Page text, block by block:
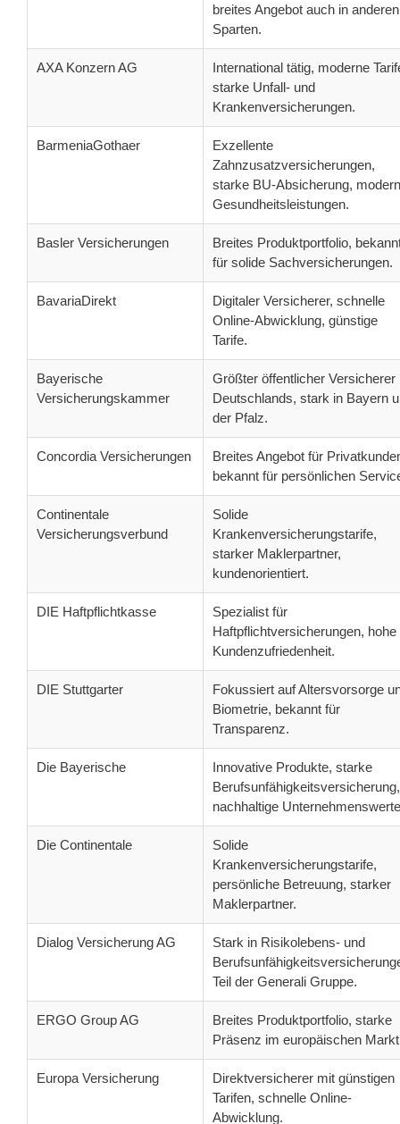
breites Angebot auch in anderen
Sparten.
AXA Konzern AG
International tätig, moderne
starke Unfall- und
Krankenversicherungen.
BarmeniaGothaer
Exzellente
Zahnzusatzversicherungen,
starke BU-Absicherung,
Gesundheitsleistungen.
Basler Versicherungen
Breites Produktportfolio,
für solide Sachversicherungen.
BavariaDirekt
Digitaler Versicherer, schnelle
Online-Abwicklung, günstige
Tarife.
Bayerische
Versicherungskammer
Größter öffentlicher Versicherer
Deutschlands, stark in Bayern
der Pfalz.
Concordia Versicherungen
Breites Angebot für
bekannt für persönlichen
Continentale
Versicherungsverbund
Solide
Krankenversicherungstarife,
starker Maklerpartner,
kundenorientiert.
DIE Haftpflichtkasse
Spezialist für
Haftpflichtversicherungen, hohe
Kundenzufriedenheit.
DIE Stuttgarter
Fokussiert auf Altersvorsorge
Biometrie, bekannt für
Transparenz.
Die Bayerische
Innovative Produkte, starke
Berufsunfähigkeitsversicherung,
nachhaltige
Die Continentale
Solide
Krankenversicherungstarife,
persönliche Betreuung, starker
Maklerpartner.
Dialog Versicherung AG
Stark in Risikolebens- und
Teil der Generali Gruppe.
ERGO Group AG
Breites Produktportfolio, starke
Präsenz im europäischen
Europa Versicherung
Direktversicherer mit günstigen
Tarifen, schnelle Online-
Abwicklung.